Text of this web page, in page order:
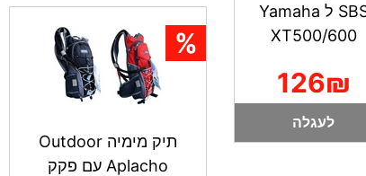
SBS ל Yamaha
XT500/600
126₪
לעגלה
תיק מימיה Outdoor
Aplacho עם פקק